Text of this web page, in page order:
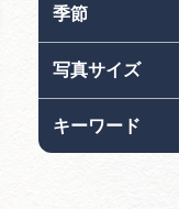
旅行会社
季節
写真サイズ
キーワード